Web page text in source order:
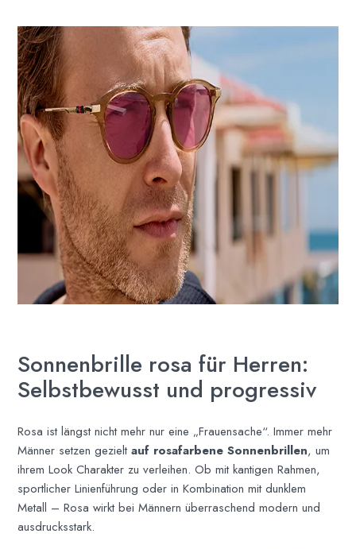
Sonnenbrille rosa für Herren:
Selbstbewusst und progressiv
Rosa ist längst nicht mehr nur eine „Frauensache“. Immer mehr
Männer setzen gezieltauf rosafarbene Sonnenbrillen, um
ihrem Look Charakter zu verleihen. Ob mit kantigen Rahmen,
sportlicher Linienführung oder in Kombination mit dunklem
Metall – Rosa wirkt bei Männern überraschend modern und
ausdrucksstark.